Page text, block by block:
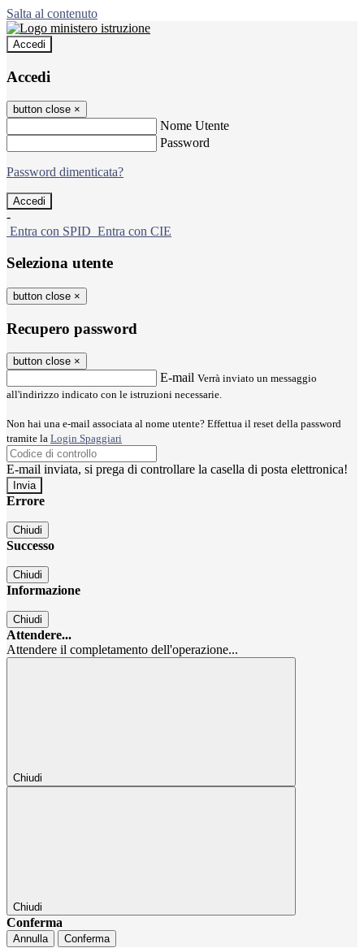
Salta al contenuto
Accedi
Accedi
button close ×
Nome Utente
Password
Password dimenticata?
-
Entra con SPID Entra con CIE
Seleziona utente
button close ×
Recupero password
button close ×
E-mail Verrà inviato un messaggio
all'indirizzo indicato con le istruzioni necessarie.
Non hai una e-mail associata al nome utente? Effettua il reset della password
tramite la Login Spaggiari
E-mail inviata, si prega di controllare la casella di posta elettronica!
Errore
Chiudi
Successo
Chiudi
Informazione
Chiudi
Attendere...
Attendere il completamento dell'operazione...
Chiudi
Chiudi
Conferma
Annulla Conferma